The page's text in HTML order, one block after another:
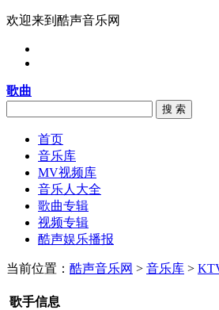
欢迎来到酷声音乐网
歌曲
搜 索
首页
音乐库
MV视频库
音乐人大全
歌曲专辑
视频专辑
酷声娱乐播报
当前位置： 酷声音乐网 > 音乐库 >
歌手信息